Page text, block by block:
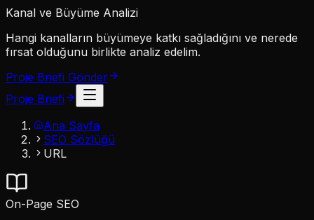
Kanal ve Büyüme Analizi
Hangi kanalların büyümeye katkı sağladığını ve nerede
fırsat olduğunu birlikte analiz edelim.
Proje Briefi Gönder
Proje Briefi
Ana Sayfa
SEO Sözlüğü
URL
On-Page SEO